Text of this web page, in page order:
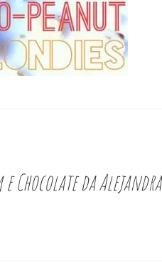
Chocolate da Alejandra